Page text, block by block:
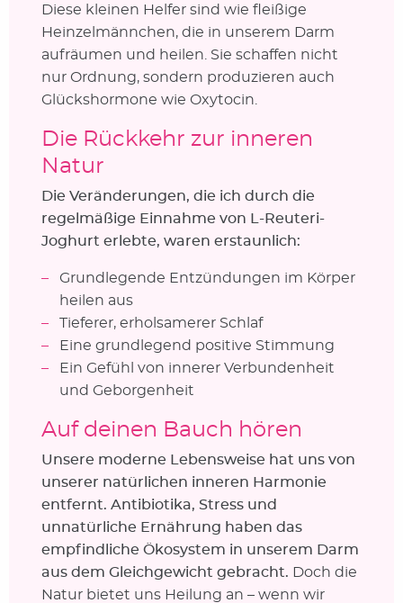
Diese kleinen Helfer sind wie fleißige
Heinzelmännchen, die in unserem Darm
aufräumen und heilen. Sie schaffen nicht
nur Ordnung, sondern produzieren auch
Glückshormone wie Oxytocin.
Die Rückkehr zur inneren
Natur
Die Veränderungen, die ich durch die
regelmäßige Einnahme von L-Reuteri-
Joghurt erlebte, waren erstaunlich:
Grundlegende Entzündungen im Körper
heilen aus
Tieferer, erholsamerer Schlaf
Eine grundlegend positive Stimmung
Ein Gefühl von innerer Verbundenheit
und Geborgenheit
Auf deinen Bauch hören
Unsere moderne Lebensweise hat uns von
unserer natürlichen inneren Harmonie
entfernt. Antibiotika, Stress und
unnatürliche Ernährung haben das
empfindliche Ökosystem in unserem Darm
aus dem Gleichgewicht gebracht. Doch die
Natur bietet uns Heilung an – wenn wir